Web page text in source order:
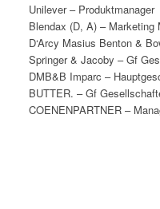
Unilever – Produktmanager
Blendax (D, A) – Marketing
D‘Arcy Masius Benton &
Springer & Jacoby – Gf
DMB&B Imparc –
BUTTER. – Gf
COENENPARTNER –